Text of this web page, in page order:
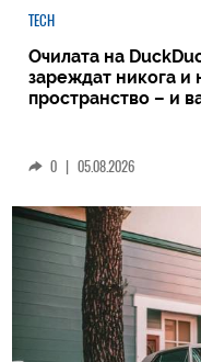
TECH
Очилата на
зареждат никога и
пространство – и
0 | 05.08.2026